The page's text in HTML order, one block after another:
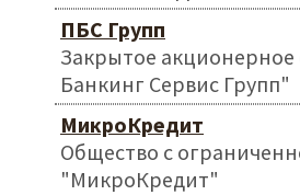
ПБС Групп
Закрытое
Банкинг Сервис Групп"
МикроКредит
Общество с
"МикроКредит"